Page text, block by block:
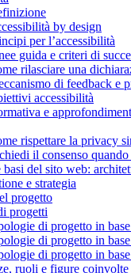
by design
per l’accessibilità
guida e criteri di
rilasciare una
di feedback e
accessibilità
e
rispettare la privacy
il consenso quando
basi del sito web:
e strategia
progetto
progetti
di progetto in
di progetto in
di progetto in
ruoli e figure coinvolte